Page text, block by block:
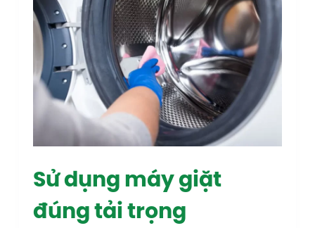
Sử dụng máy giặt
đúng tải trọng